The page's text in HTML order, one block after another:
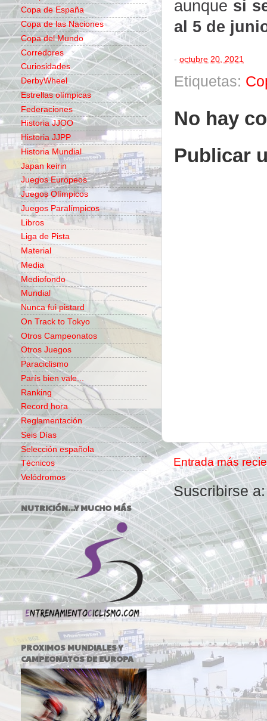
aunque sí
al 5 de
- octubre 20, 2021
Etiquetas:
No hay
Publicar
Entrada más
Suscribirse
Copa de España
Copa de las Naciones
Copa del Mundo
Corredores
Curiosidades
DerbyWheel
Estrellas olímpicas
Federaciones
Historia JJOO
Historia JJPP
Historia Mundial
Japan keirin
Juegos Europeos
Juegos Olímpicos
Juegos Paralímpicos
Libros
Liga de Pista
Material
Media
Mediofondo
Mundial
Nunca fui pistard
On Track to Tokyo
Otros Campeonatos
Otros Juegos
Paraciclismo
París bien vale...
Ranking
Record hora
Reglamentación
Seis Días
Selección española
Técnicos
Velódromos
NUTRICIÓN...Y MUCHO MÁS
PROXIMOS MUNDIALES Y
CAMPEONATOS DE EUROPA